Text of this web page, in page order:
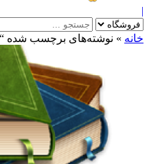
»نوشته‌های برچسب شده “درس